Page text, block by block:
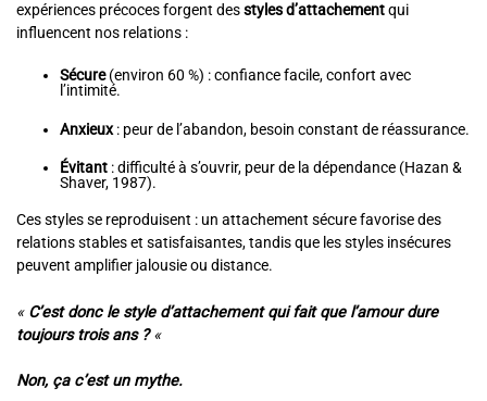
expériences précoces forgent desstyles d’attachementqui
influencent nos relations :
Sécure(environ 60 %) : confiance facile, confort avec
l’intimité.
Anxieux: peur de l’abandon, besoin constant de réassurance.
Évitant : difficulté à s’ouvrir, peur de la dépendance (Hazan &
Shaver, 1987).
Ces styles se reproduisent : un attachement sécure favorise des
relations stables et satisfaisantes, tandis que les styles insécures
peuvent amplifier jalousie ou distance.
« C’est donc le style d’attachement qui fait que l’amour dure
toujours trois ans ?«
Non, ça c’est un mythe.